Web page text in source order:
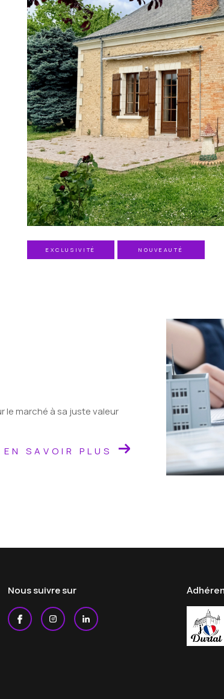
EXCLUSIVITÉ NOUVEAUTÉ
le marché à sa juste valeur
EN SAVOIR PLUS
Nous suivre sur